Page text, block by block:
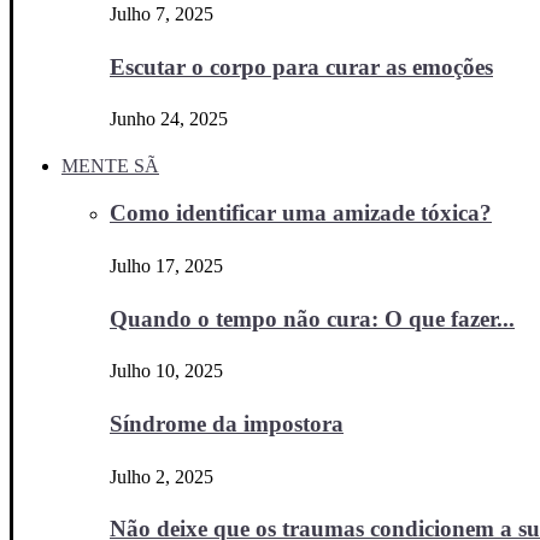
Julho 7, 2025
Escutar o corpo para curar as emoções
Junho 24, 2025
MENTE SÃ
Como identificar uma amizade tóxica?
Julho 17, 2025
Quando o tempo não cura: O que fazer...
Julho 10, 2025
Síndrome da impostora
Julho 2, 2025
Não deixe que os traumas condicionem a